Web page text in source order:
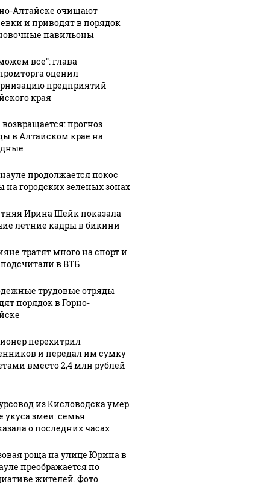
1
07 августа, 15:19
Экскурсовод
Кисловодска
умер после
семья
рассказала о
часах
Алтайске очищают
и приводят в порядок
павильоны
все": глава
оценил
предприятий
края
прогноз
в Алтайском крае на
продолжается покос
на городских зеленых зонах
Ирина Шейк показала
летние кадры в бикини
тратят много на спорт и
в ВТБ
трудовые отряды
порядок в Горно-
перехитрил
и передал им сумку
вместо 2,4 млн рублей
из Кисловодска умер
укуса змеи: семья
о последних часах
роща на улице Юрина в
преображается по
жителей. Фото